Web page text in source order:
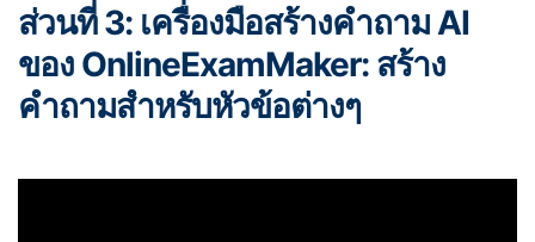
ส่วนที่ 3: เครื่องมือสร้างคำถาม AI
ของ OnlineExamMaker: สร้าง
คำถามสำหรับหัวข้อต่างๆ